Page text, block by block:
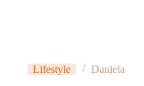
Lifestyle Daniela